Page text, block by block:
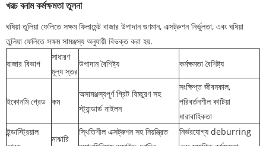
খরচ বনাম কর্মক্ষমতা তুলনা
ঘষিয়া তুলিয়া ফেলিতে সক্ষম ফিলামেন্ট বাজার উপাদান গুণমান, এক্সট্রুশন নির্ভুলতা, এবং ঘষিয়া
তুলিয়া ফেলিতে সক্ষম সামঞ্জস্য অনুযায়ী বিভক্ত করা হয়.
বাজার বিভাগ
সাধারণ
মূল্য স্তর
উপাদান বৈশিষ্ট্য কর্মক্ষমতা বৈশিষ্ট্য
ইকোনমি গ্রেড কম
অসামঞ্জস্যপূর্ণ গ্রিট বিচ্ছুরণ সহ
স্ট্যান্ডার্ড নাইলন
সংক্ষিপ্ত জীবনকাল,
পরিবর্তনশীল কাটিয়া
ধারাবাহিকতা
ইন্ডাস্ট্রিয়াল
মাঝারি
স্থিতিশীল এক্সট্রুশন সহ নিয়ন্ত্রিত
নির্ভরযোগ্য deburring